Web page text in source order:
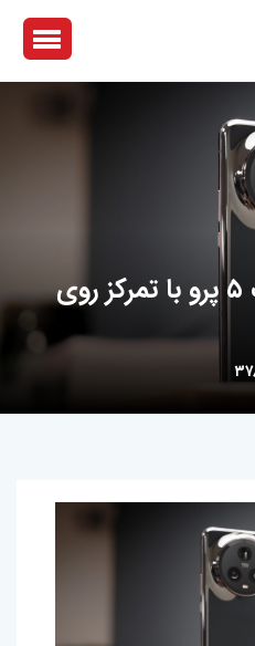
آنر مجیک ۵ و مجیک ۵ پرو با تمرکز روی